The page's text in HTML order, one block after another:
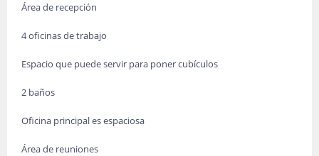
Área de recepción
4 oficinas de trabajo
Espacio que puede servir para poner cubículos
2 baños
Oficina principal es espaciosa
Área de reuniones